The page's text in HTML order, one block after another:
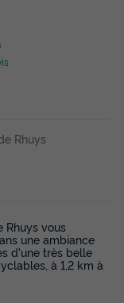
Rhuys
Rhuys vous
une ambiance
d'une très belle
à 1,2 km à